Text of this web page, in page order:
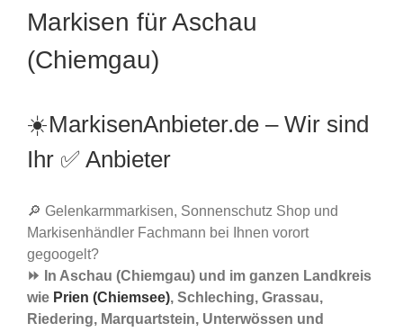
Markisen für Aschau
(Chiemgau)
☀️MarkisenAnbieter.de – Wir sind
Ihr ✅ Anbieter
🔎 Gelenkarmmarkisen, Sonnenschutz Shop und
Markisenhändler Fachmann bei Ihnen vorort
gegoogelt?
⏩ In Aschau (Chiemgau) und im ganzen Landkreis
wie Prien (Chiemsee), Schleching, Grassau,
Riedering, Marquartstein, Unterwössen und